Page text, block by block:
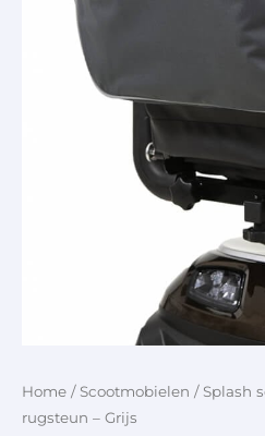
Home / Scootmobielen / Splash
rugsteun – Grijs